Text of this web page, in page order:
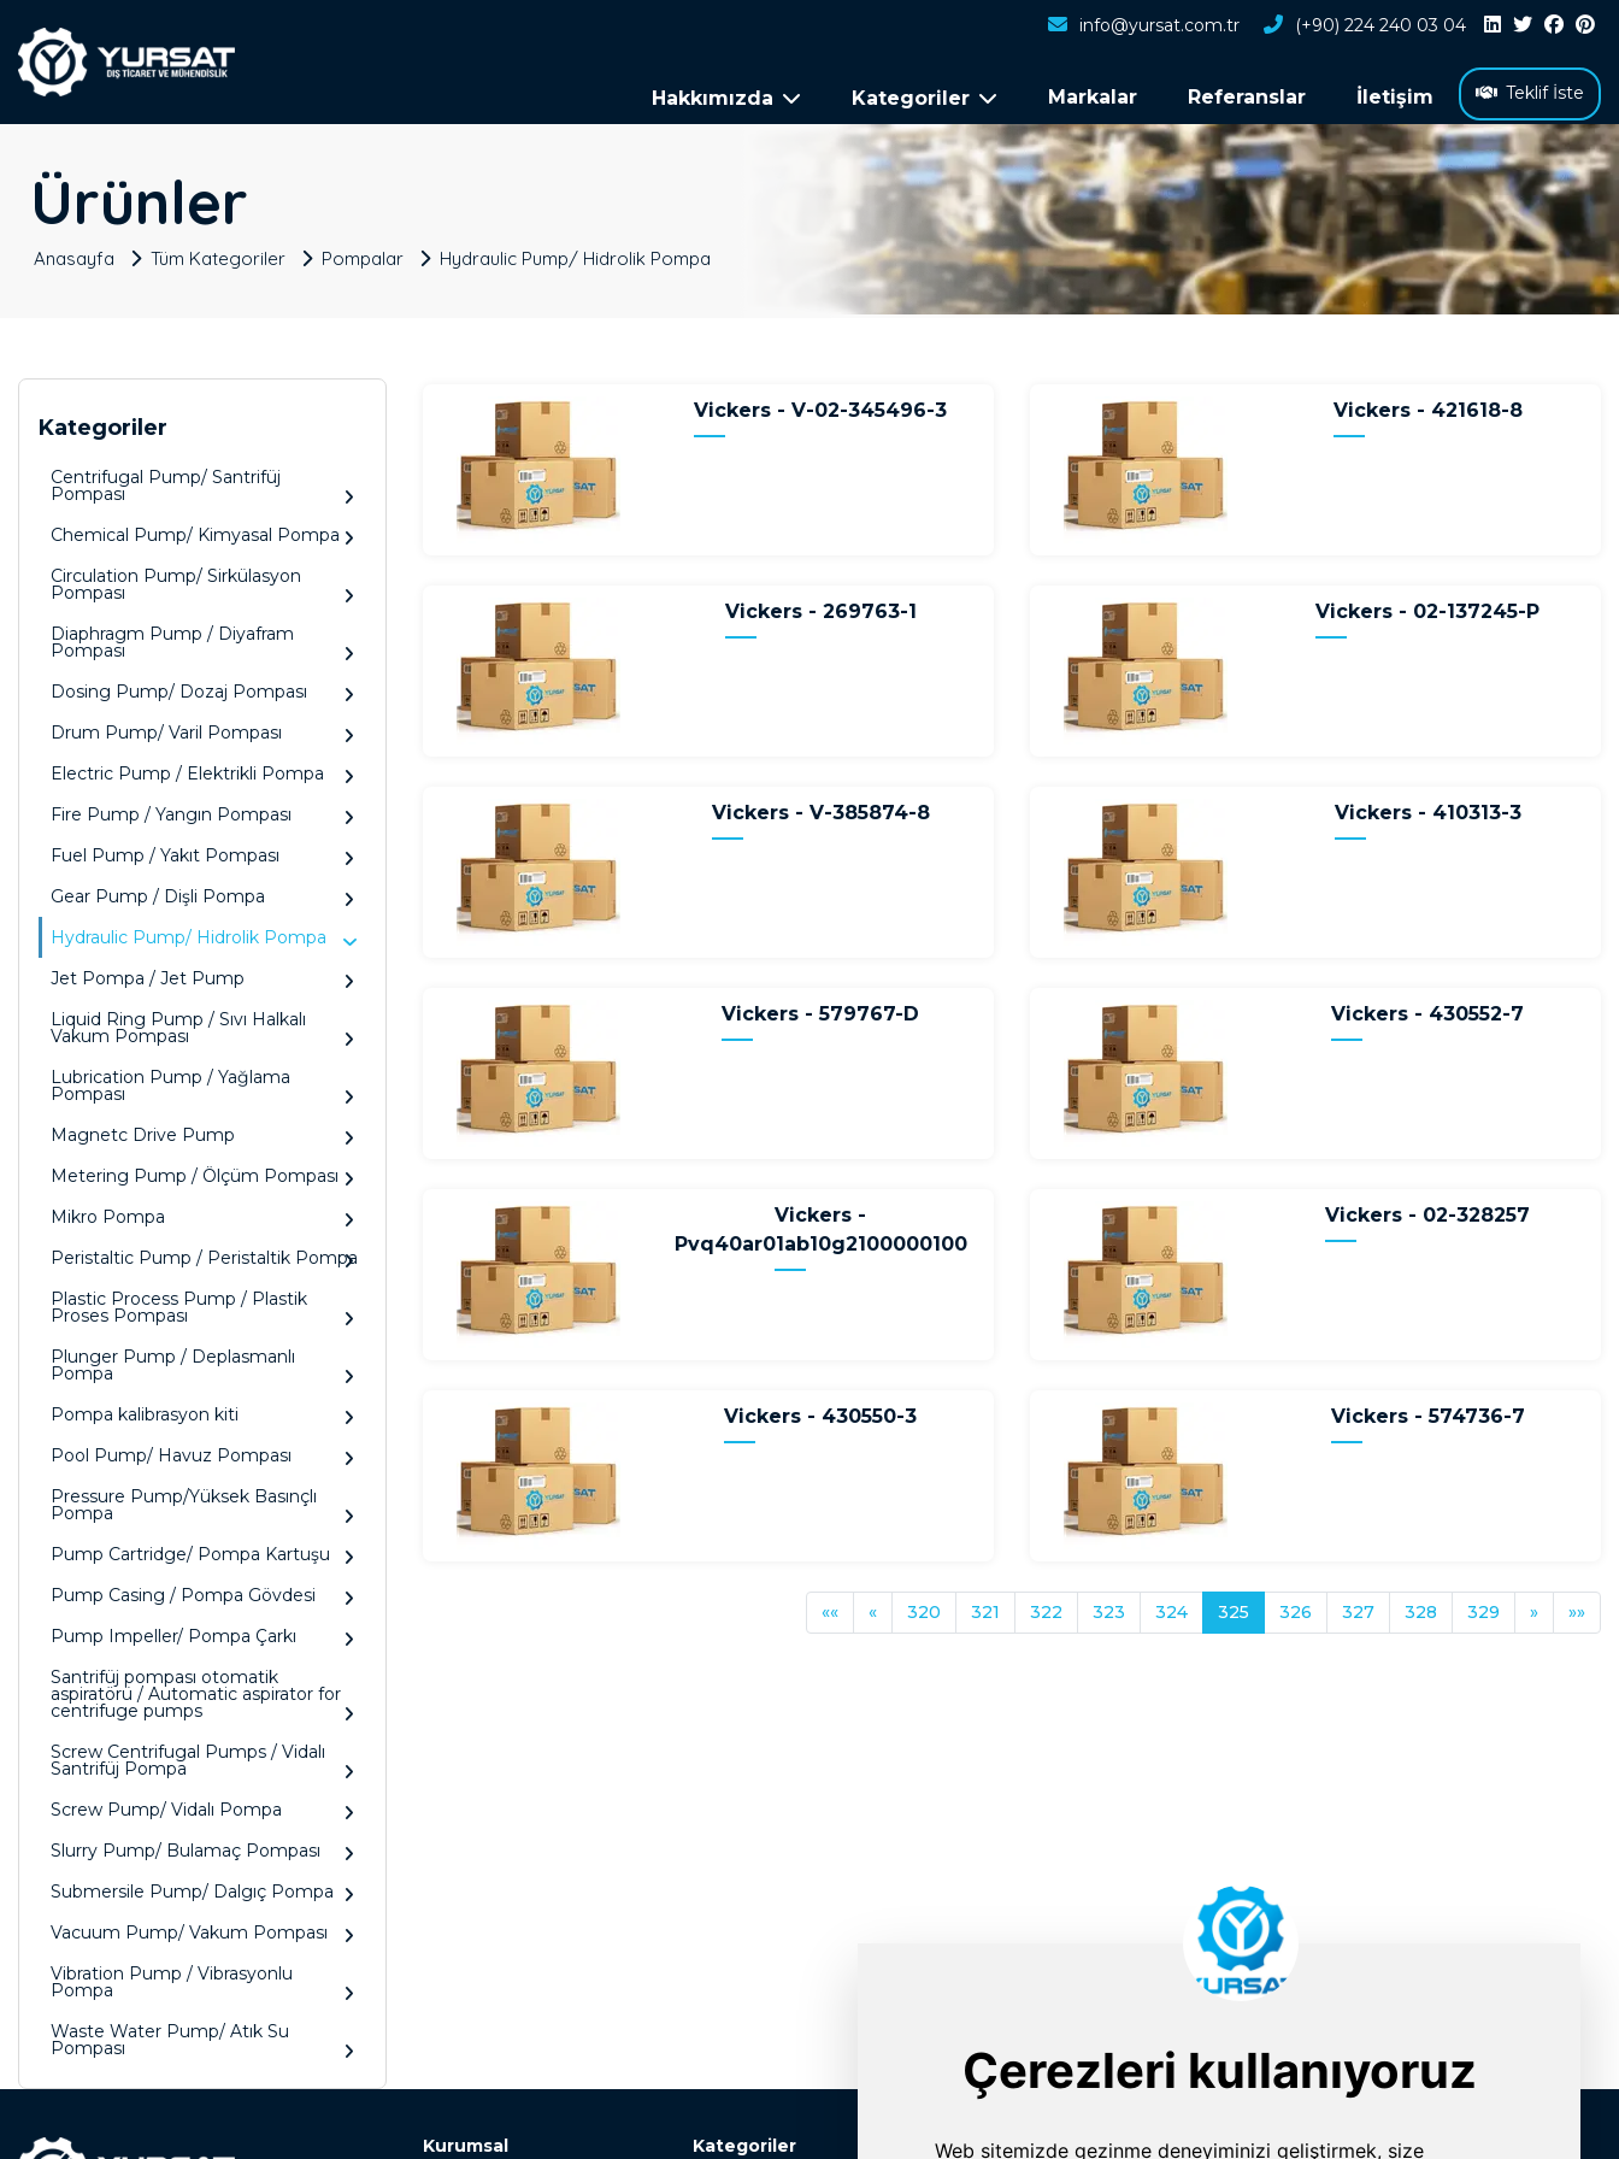
info@yursat.com.tr (+90) 224 240 03 04
Hakkımızda Kategoriler Markalar Referanslar İletişim Teklif İste
Ürünler
Anasayfa Tüm Kategoriler Pompalar Hydraulic Pump/ Hidrolik Pompa
Kategoriler
Centrifugal Pump/ Santrifüj
Pompası
Chemical Pump/ Kimyasal Pompa
Circulation Pump/ Sirkülasyon
Pompası
Diaphragm Pump / Diyafram
Pompası
Dosing Pump/ Dozaj Pompası
Drum Pump/ Varil Pompası
Electric Pump / Elektrikli Pompa
Fire Pump / Yangın Pompası
Fuel Pump / Yakıt Pompası
Gear Pump / Dişli Pompa
Hydraulic Pump/ Hidrolik Pompa
Jet Pompa / Jet Pump
Liquid Ring Pump / Sıvı Halkalı
Vakum Pompası
Lubrication Pump / Yağlama
Pompası
Magnetc Drive Pump
Metering Pump / Ölçüm Pompası
Mikro Pompa
Peristaltic Pump / Peristaltik Pompa
Plastic Process Pump / Plastik
Proses Pompası
Plunger Pump / Deplasmanlı
Pompa
Pompa kalibrasyon kiti
Pool Pump/ Havuz Pompası
Pressure Pump/Yüksek Basınçlı
Pompa
Pump Cartridge/ Pompa Kartuşu
Pump Casing / Pompa Gövdesi
Pump Impeller/ Pompa Çarkı
Santrifüj pompası otomatik
aspiratörü / Automatic aspirator for
centrifuge pumps
Screw Centrifugal Pumps / Vidalı
Santrifüj Pompa
Screw Pump/ Vidalı Pompa
Slurry Pump/ Bulamaç Pompası
Submersile Pump/ Dalgıç Pompa
Vacuum Pump/ Vakum Pompası
Vibration Pump / Vibrasyonlu
Pompa
Waste Water Pump/ Atık Su
Pompası
Vickers - V-02-345496-3 Vickers - 421618-8
Vickers - 269763-1 Vickers - 02-137245-P
Vickers - V-385874-8 Vickers - 410313-3
Vickers - 579767-D Vickers - 430552-7
Vickers -
Pvq40ar01ab10g2100000100
Vickers - 02-328257
Vickers - 430550-3 Vickers - 574736-7
«« « 320 321 322 323 324 325 326 327 328 329 » »»
Kurumsal Kategoriler İletişim Bilgileri